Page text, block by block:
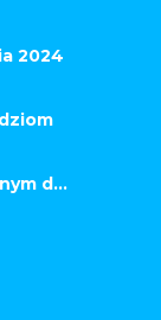
2024
d...